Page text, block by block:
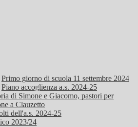
Primo giorno di scuola 11 settembre 2024
Piano accoglienza a.s. 2024-25
di Simone e Giacomo, pastori per
a Clauzetto
dell'a.s. 2024-25
2023/24